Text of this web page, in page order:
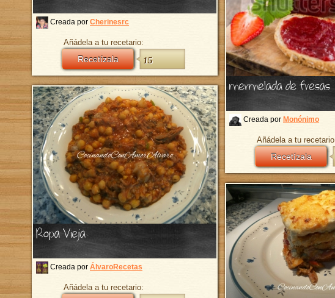
Creada por Cherinesrc
Añádela a tu recetario:
Recetízala 15
mermelada de fresas
Creada por Monónimo
Añádela a tu
Recetízala
Ropa Vieja
Creada por ÁlvaroRecetas
Añádela a tu recetario: